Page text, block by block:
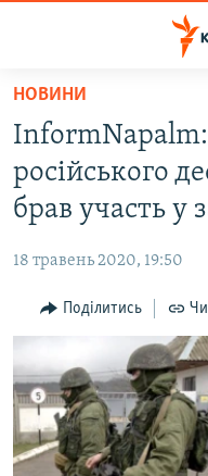
Перейти
основного
матеріалу
Перейти
до
основної
навігації
Перейти
до
НОВИНИ
ВІДЕО ТА ФОТО
БЛОГИ
ПОГЛЯД
ВСЕ ЗА ДЕНЬ
СПЕЦПРОЕКТИ
ДЕПОРТАЦІЯ
ЯК ОБІЙТИ
НОВИНИ
InformNapalm:
російського
брав участь у
18 травень 2020, 19:50
Поділитись